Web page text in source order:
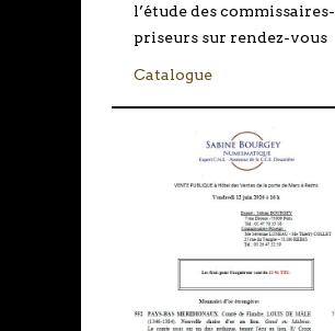
l’étude des commissaires-
priseurs sur rendez-vous
Catalogue